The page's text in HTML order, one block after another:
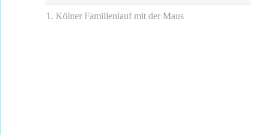
1. Kölner Familienlauf mit der Maus